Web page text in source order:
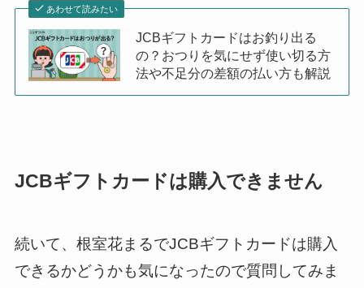
あわせて読みたい
JCBギフトカードはお釣り出る
の？おつりを気にせず使い切る方
法や不足分の差額の払い方も解説
JCBギフトカードは購入できません
続いて、根室花まるでJCBギフトカードは購入
できるかどうかも気になったので質問してみま